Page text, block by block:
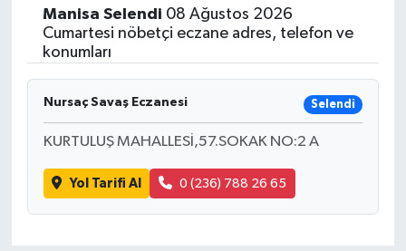
Manisa Selendi 08 Ağustos 2026
Cumartesi nöbetçi eczane adres, telefon ve
konumları
Nursaç Savaş Eczanesi Selendi
KURTULUŞ MAHALLESİ,57.SOKAK NO:2 A
Yol Tarifi Al 0 (236) 788 26 65